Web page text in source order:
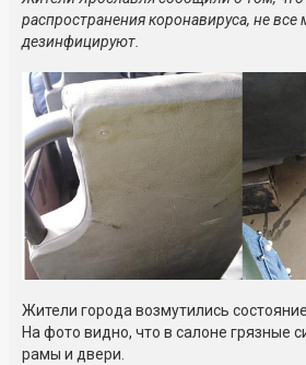
распространения коронавируса, не все
дезинфицируют.
Жители города возмутились
На фото видно, что в салоне грязные
рамы и двери.